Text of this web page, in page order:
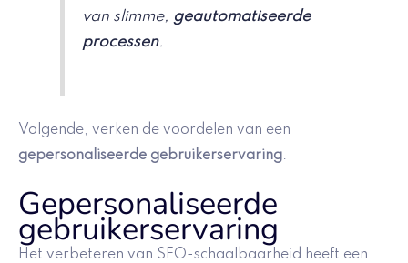
van slimme, geautomatiseerde
processen.
Volgende, verken de voordelen van een
gepersonaliseerde gebruikerservaring.
Gepersonaliseerde
gebruikerservaring
Het verbeteren van SEO-schaalbaarheid heeft een